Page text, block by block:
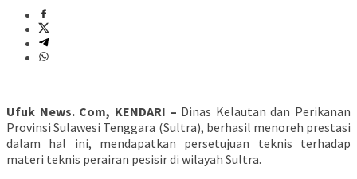
Ufuk News. Com, KENDARI – Dinas Kelautan dan Perikanan
Provinsi Sulawesi Tenggara (Sultra), berhasil menoreh prestasi
dalam hal ini, mendapatkan persetujuan teknis terhadap
materi teknis perairan pesisir di wilayah Sultra.